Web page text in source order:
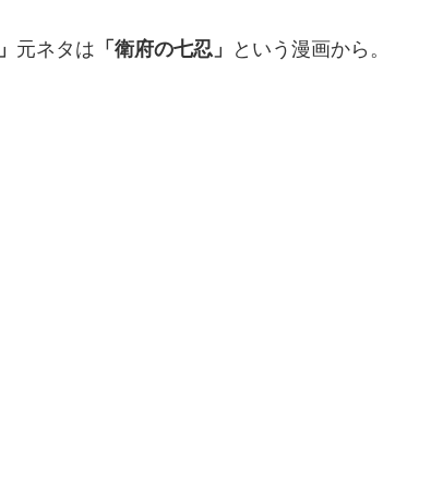
元ネタは 「衛府の七忍」 という漫画から。